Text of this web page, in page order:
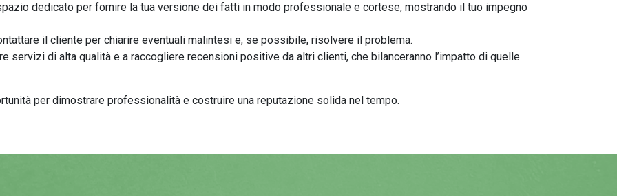
dedicato per fornire la tua versione dei fatti in modo professionale e cortese, mostrando il tuo impegno
il cliente per chiarire eventuali malintesi e, se possibile, risolvere il problema.
servizi di alta qualità e a raccogliere recensioni positive da altri clienti, che bilanceranno l’impatto di quelle
per dimostrare professionalità e costruire una reputazione solida nel tempo.